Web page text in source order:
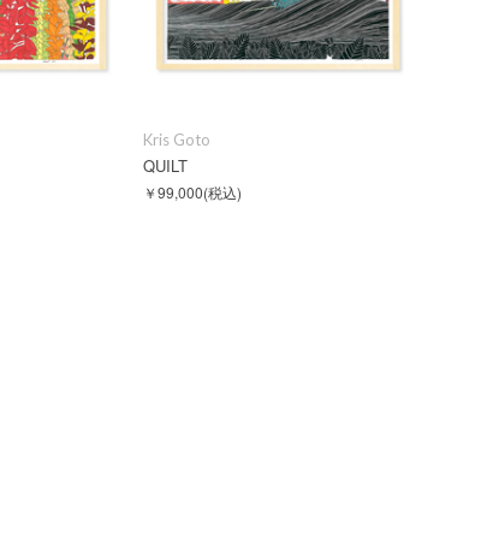
Kris Goto
QUILT
￥99,000(税込)